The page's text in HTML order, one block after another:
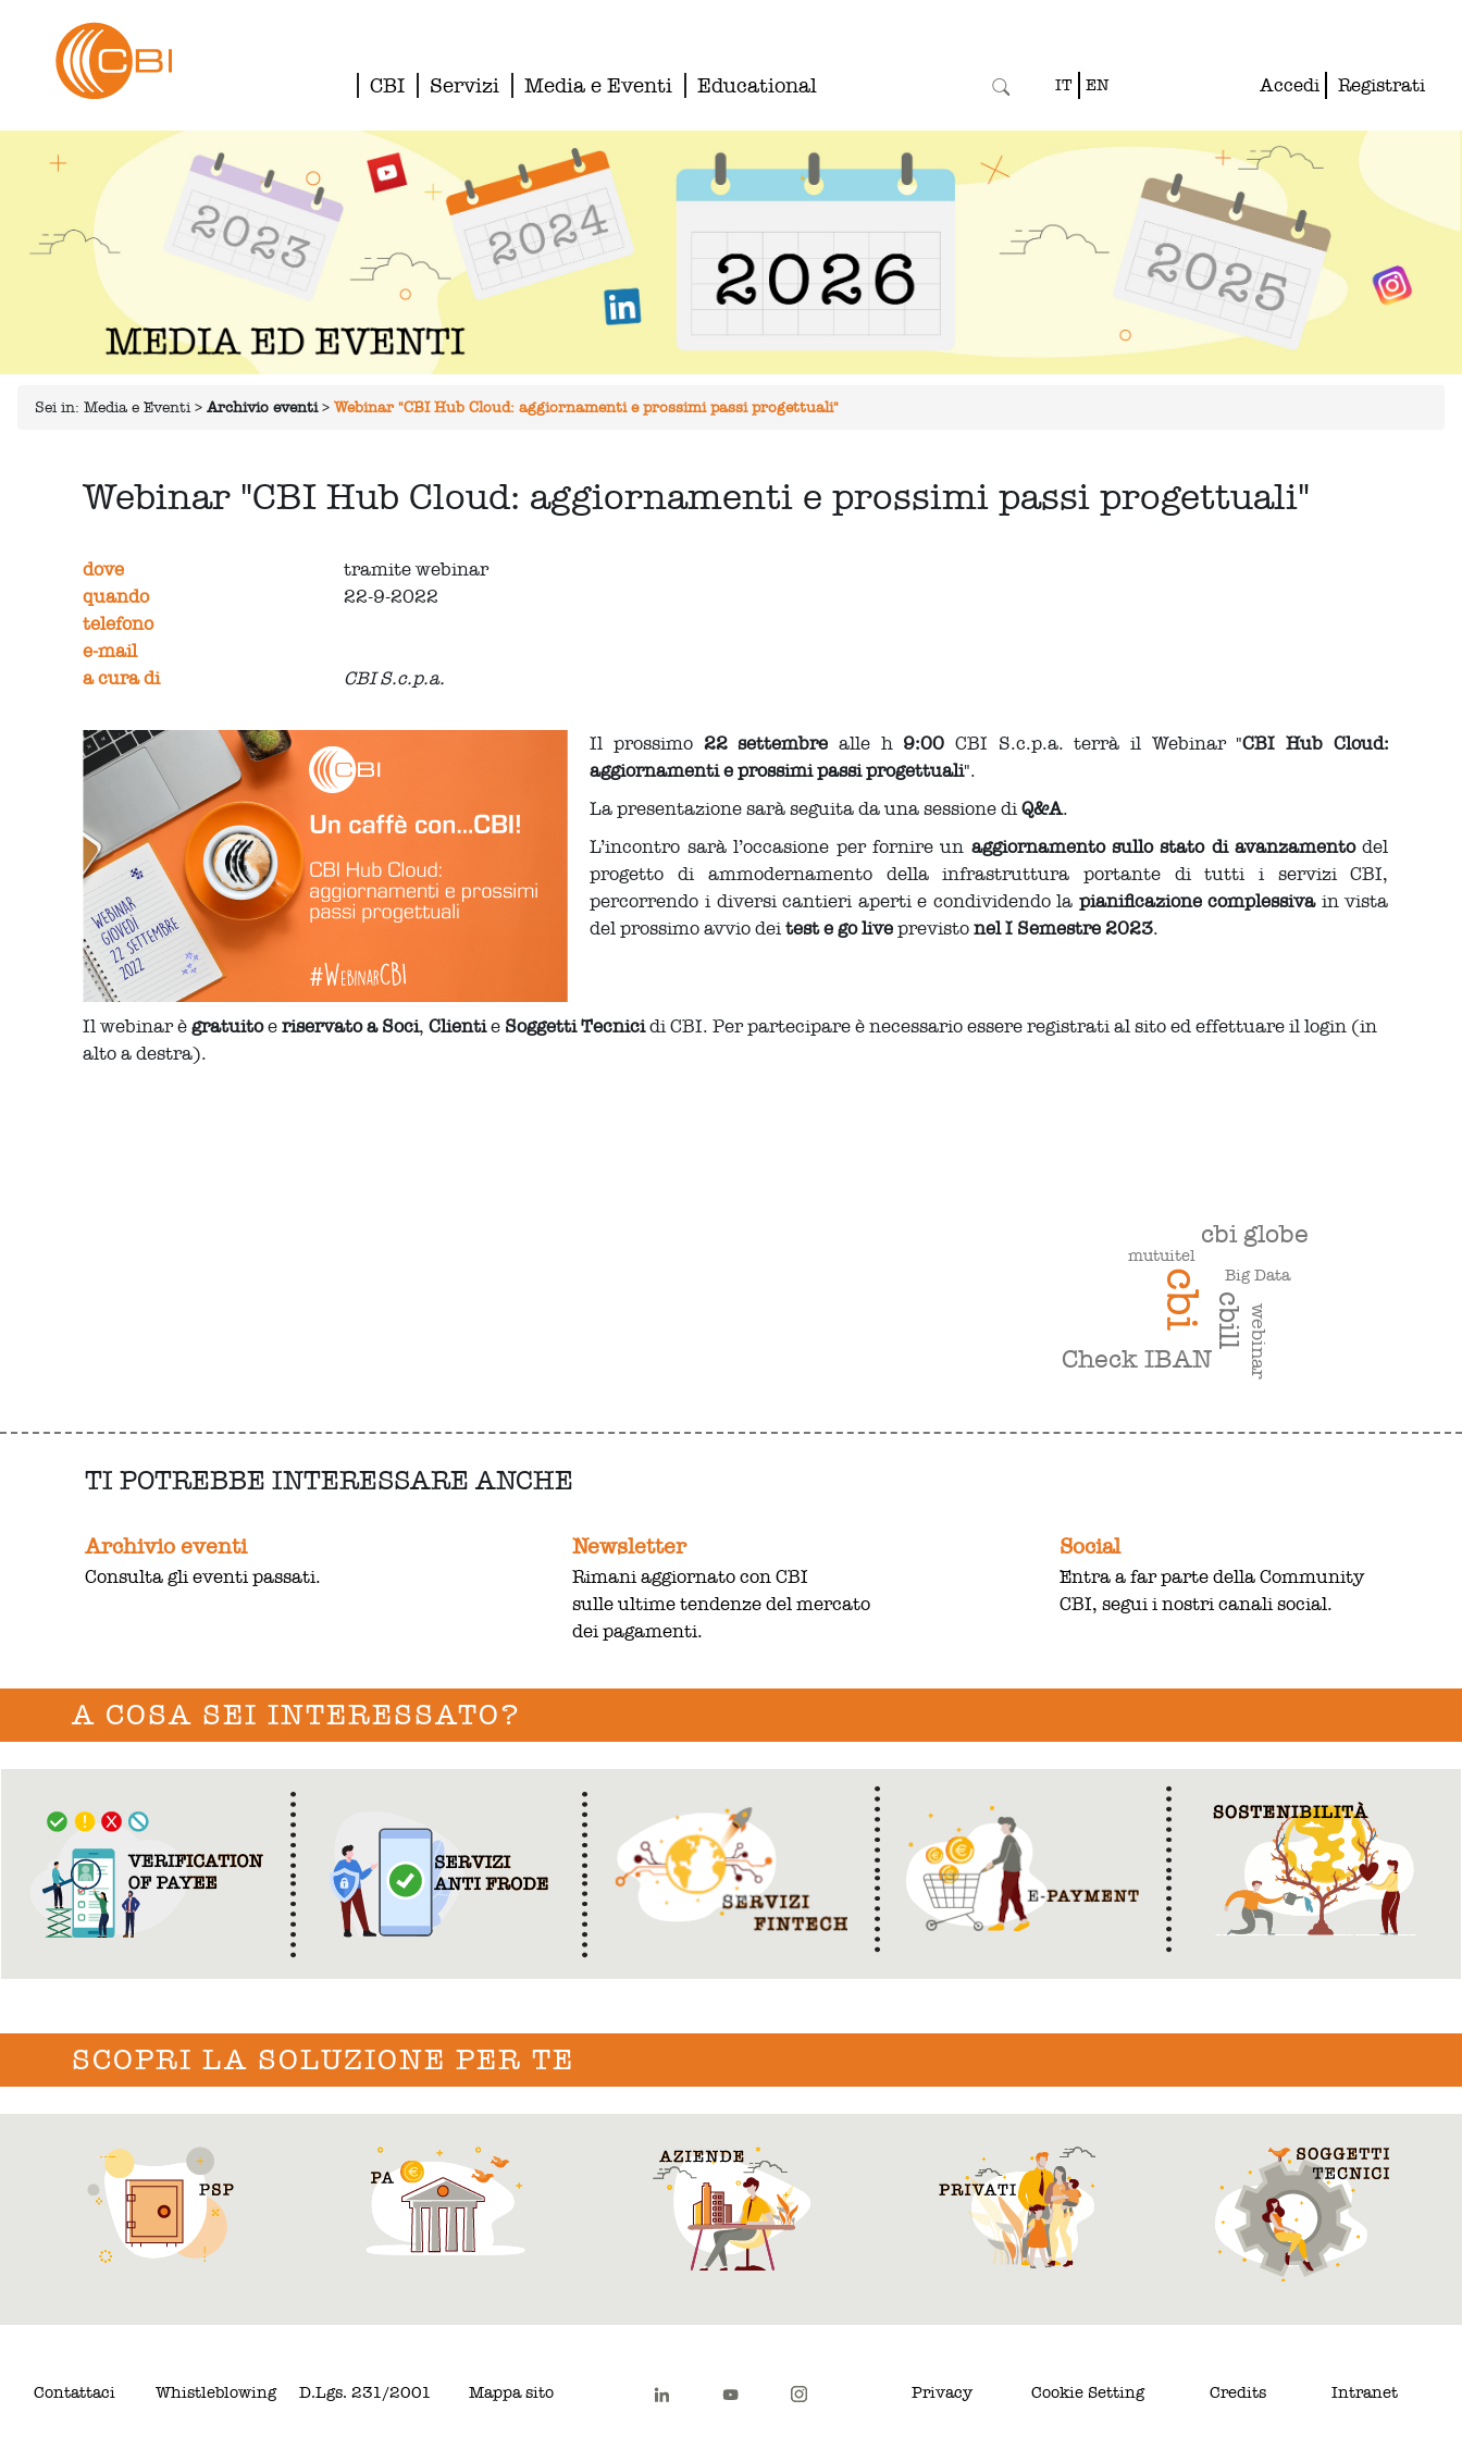
CBI Servizi Media e Eventi Educational IT EN Accedi Registrati
Sei in: Media e Eventi > Archivio eventi > Webinar "CBI Hub Cloud: aggiornamenti e prossimi passi progettuali"
Webinar "CBI Hub Cloud: aggiornamenti e prossimi passi progettuali"
dove
tramite webinar
quando
22-9-2022
telefono
e-mail
a cura di
CBI S.c.p.a.
Il prossimo 22 settembre alle h 9:00 CBI S.c.p.a. terrà il Webinar "CBI Hub Cloud:
aggiornamenti e prossimi passi progettuali".
La presentazione sarà seguita da una sessione diQ&A.
L’incontro sarà l’occasione per fornire un aggiornamento sullo stato di avanzamentodel
progetto di ammodernamento della infrastruttura portante di tutti i servizi CBI,
percorrendo i diversi cantieri aperti e condividendo la pianificazione complessivain vista
del prossimo avvio deitest e go liveprevistonel I Semestre 2023.
Il webinar ègratuitoeriservato a Soci,Clientie Soggetti Tecnicidi CBI. Per partecipare è necessario essere registrati al sito ed effettuare il login (in
alto a destra).
cbi cbill
cbi globe
Check IBAN webinar
mutuitel
Big Data
TI POTREBBE INTERESSARE ANCHE
Archivio eventi
Consulta gli eventi passati.
Newsletter
Rimani aggiornato con CBI
sulle ultime tendenze del mercato
dei pagamenti.
Social
Entra a far parte della Community
CBI, segui i nostri canali social.
A COSA SEI INTERESSATO?
SCOPRI LA SOLUZIONE PER TE
Contattaci Whistleblowing D.Lgs. 231/2001 Mappa sito Privacy Cookie Setting Credits Intranet